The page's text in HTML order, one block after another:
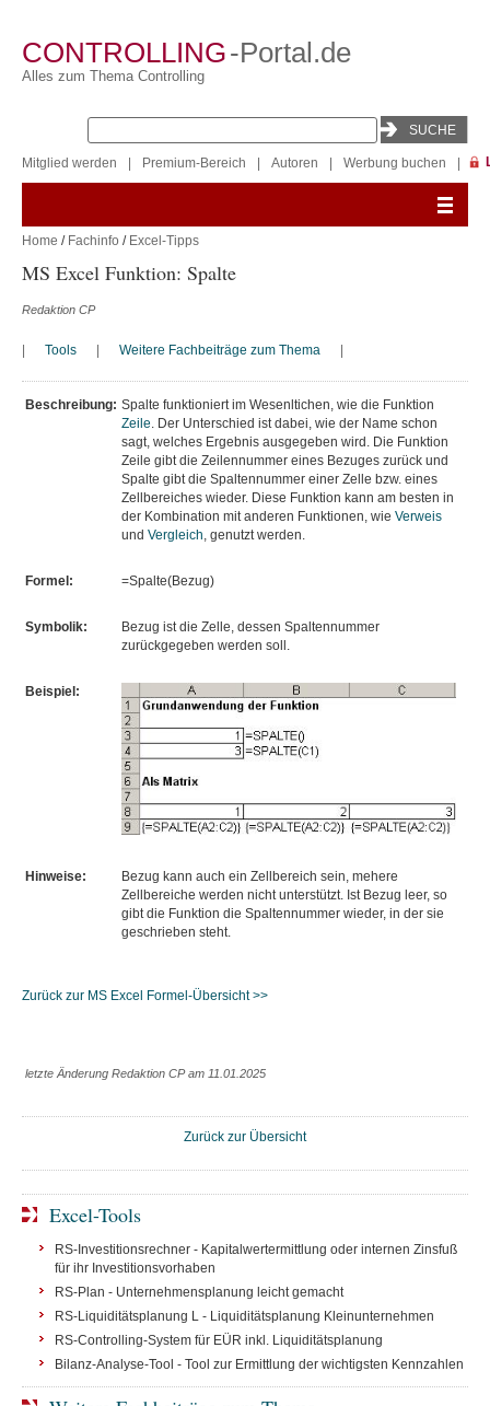
CONTROLLING-Portal.de
Alles zum Thema Controlling
Mitglied werden Premium-Bereich Autoren Werbung buchen
Home / Fachinfo / Excel-Tipps
MS Excel Funktion: Spalte
Redaktion CP
Tools Weitere Fachbeiträge zum Thema
Beschreibung: Spalte funktioniert im Wesenltichen, wie die Funktion
Zeile. Der Unterschied ist dabei, wie der Name schon
sagt, welches Ergebnis ausgegeben wird. Die Funktion
Zeile gibt die Zeilennummer eines Bezuges zurück und
Spalte gibt die Spaltennummer einer Zelle bzw. eines
Zellbereiches wieder. Diese Funktion kann am besten in
der Kombination mit anderen Funktionen, wie Verweis
und Vergleich, genutzt werden.
Formel: =Spalte(Bezug)
Symbolik:
Bezug ist die Zelle, dessen Spaltennummer
zurückgegeben werden soll.
Beispiel:
Hinweise:
Bezug kann auch ein Zellbereich sein, mehere
Zellbereiche werden nicht unterstützt. Ist Bezug leer, so
gibt die Funktion die Spaltennummer wieder, in der sie
geschrieben steht.
Zurück zur MS Excel Formel-Übersicht >>
letzte Änderung Redaktion CP am 11.01.2025
Zurück zur Übersicht
Excel-Tools
RS-Investitionsrechner - Kapitalwertermittlung oder internen Zinsfuß
für ihr Investitionsvorhaben
RS-Plan - Unternehmensplanung leicht gemacht
RS-Liquiditätsplanung L - Liquiditätsplanung Kleinunternehmen
RS-Controlling-System für EÜR inkl. Liquiditätsplanung
Bilanz-Analyse-Tool - Tool zur Ermittlung der wichtigsten Kennzahlen